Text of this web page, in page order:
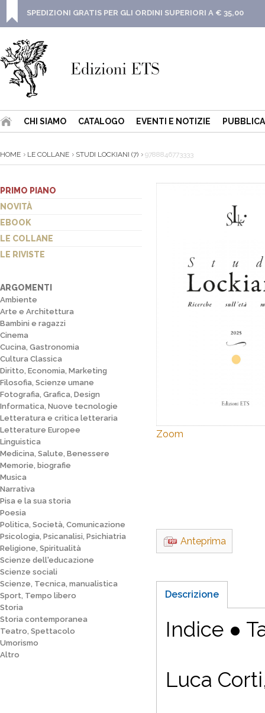
SPEDIZIONI GRATIS PER GLI ORDINI SUPERIORI A € 35,00
CHI SIAMO CATALOGO EVENTI E NOTIZIE
HOME LE COLLANE STUDI LOCKIANI (7) 9788846773333
PRIMO PIANO
NOVITÀ
EBOOK
LE COLLANE
LE RIVISTE
ARGOMENTI
Ambiente
Arte e Architettura
Bambini e ragazzi
Cinema
Cucina, Gastronomia
Cultura Classica
Diritto, Economia, Marketing
Filosofia, Scienze umane
Fotografia, Grafica, Design
Informatica, Nuove tecnologie
Letteratura e critica letteraria
Letterature Europee
Linguistica
Medicina, Salute, Benessere
Memorie, biografie
Musica
Narrativa
Pisa e la sua storia
Poesia
Politica, Società, Comunicazione
Psicologia, Psicanalisi, Psichiatria
Religione, Spiritualità
Scienze dell'educazione
Scienze sociali
Scienze, Tecnica, manualistica
Sport, Tempo libero
Storia
Storia contemporanea
Teatro, Spettacolo
Umorismo
Altro
Zoom
Anteprima
Descrizione
Indice ●
Luca